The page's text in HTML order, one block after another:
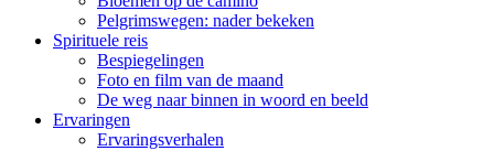
Pelgrimswegen: nader bekeken
Spirituele reis
Bespiegelingen
Foto en film van de maand
De weg naar binnen in woord en beeld
Ervaringen
Ervaringsverhalen